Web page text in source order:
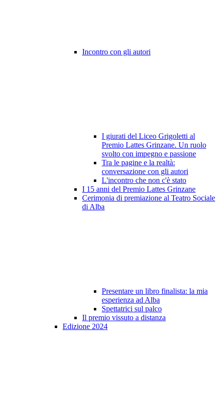
Incontro con gli autori
I giurati del Liceo Grigoletti al
Premio Lattes Grinzane. Un ruolo
svolto con impegno e passione
Tra le pagine e la realtà:
conversazione con gli autori
L'incontro che non c'è stato
I 15 anni del Premio Lattes Grinzane
Cerimonia di premiazione al Teatro Sociale
di Alba
Presentare un libro finalista: la mia
esperienza ad Alba
Spettatrici sul palco
Il premio vissuto a distanza
Edizione 2024